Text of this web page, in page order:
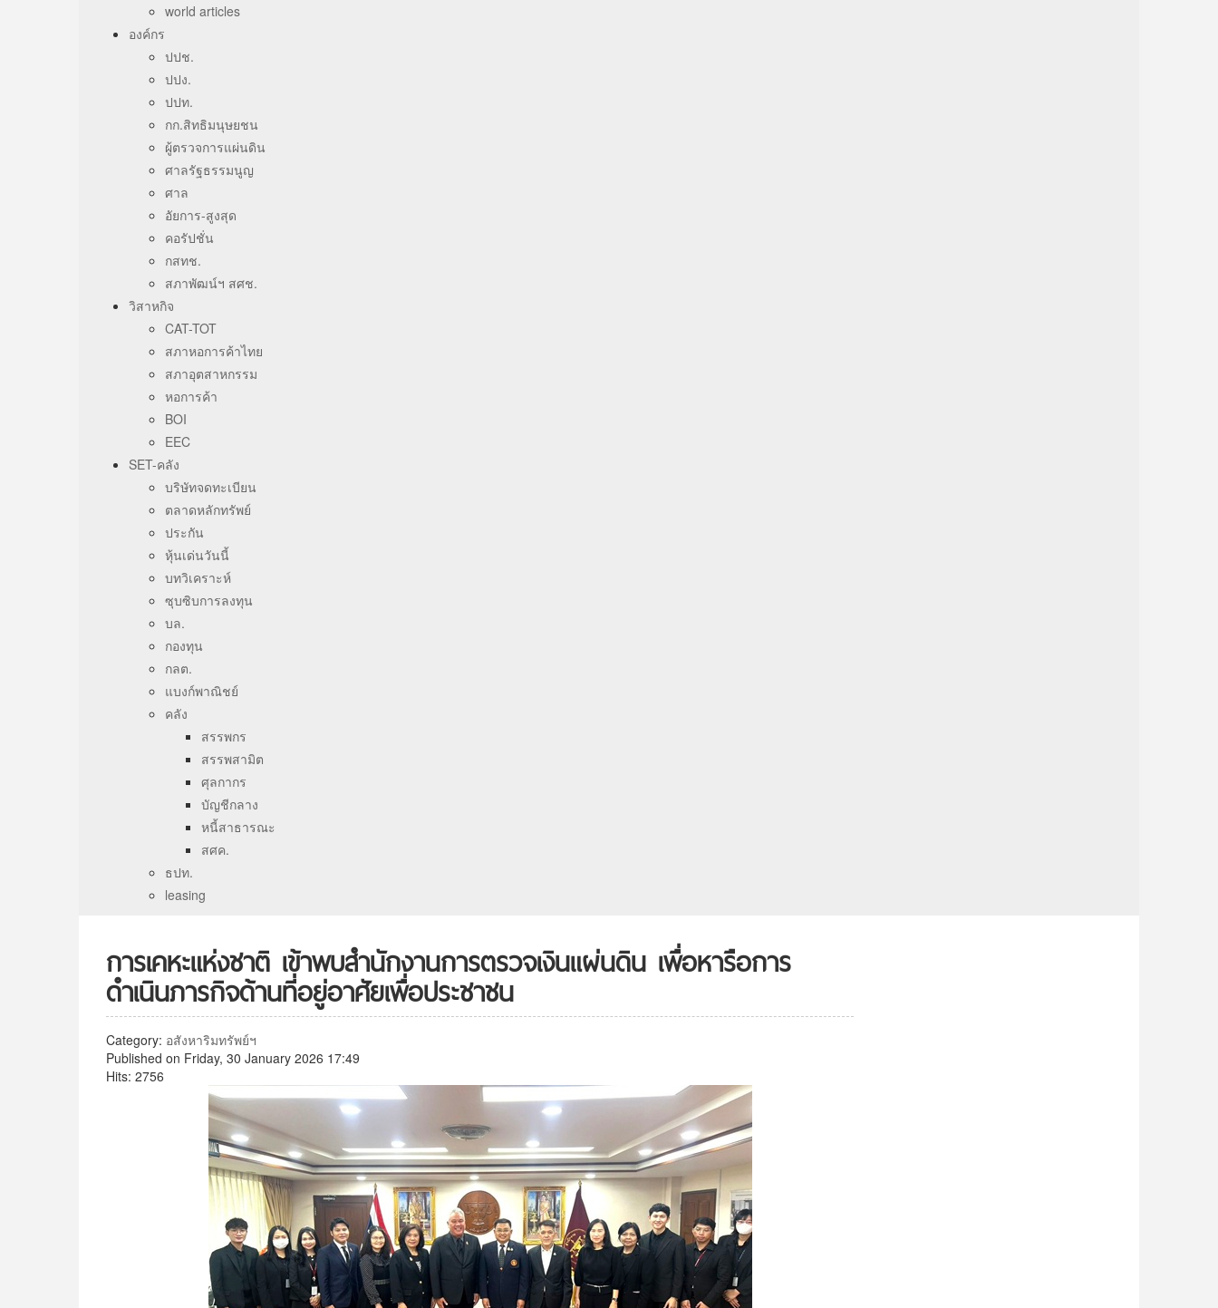
world articles
องค์กร
ปปช.
ปปง.
ปปท.
กก.สิทธิมนุษยชน
ผู้ตรวจการแผ่นดิน
ศาลรัฐธรรมนูญ
ศาล
อัยการ-สูงสุด
คอรัปชั่น
กสทช.
สภาพัฒน์ฯ สศช.
วิสาหกิจ
CAT-TOT
สภาหอการค้าไทย
สภาอุตสาหกรรม
หอการค้า
BOI
EEC
SET-คลัง
บริษัทจดทะเบียน
ตลาดหลักทรัพย์
ประกัน
หุ้นเด่นวันนี้
บทวิเคราะห์
ซุบซิบการลงทุน
บล.
กองทุน
กลต.
แบงก์พาณิชย์
คลัง
สรรพกร
สรรพสามิต
ศุลกากร
บัญชีกลาง
หนี้สาธารณะ
สศค.
ธปท.
leasing
การเคหะแห่งชาติ เข้าพบสำนักงานการตรวจเงินแผ่นดิน เพื่อหารือการ
ดำเนินภารกิจด้านที่อยู่อาศัยเพื่อประชาชน
Category: อสังหาริมทรัพย์ฯ
Published on Friday, 30 January 2026 17:49
Hits: 2756